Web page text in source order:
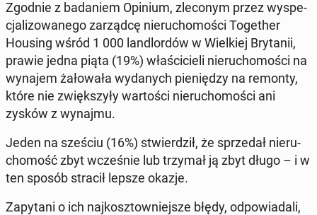
Zgodnie z ba­da­niem Opinium, zle­co­nym przez wy­spe­
cja­li­zo­wa­ne­go za­rząd­cę nie­ru­cho­mo­ści To­ge­ther
Housing wśród 1 000 lan­dlor­dów w Wiel­kiej Bry­ta­nii,
prawie jedna piąta (19%) wła­ści­cie­li nie­ru­cho­mo­ści na
wynajem ża­ło­wa­ła wy­da­nych pie­nię­dzy na remonty,
które nie zwięk­szy­ły war­to­ści nie­ru­cho­mo­ści ani
zysków z wynajmu.
Jeden na sześciu (16%) stwier­dził, że sprze­dał nie­ru­
cho­mość zbyt wcze­śnie lub trzymał ją zbyt długo – i w
ten sposób stracił lepsze okazje.
Za­py­ta­ni o ich naj­kosz­tow­niej­sze błędy, od­po­wia­da­li,